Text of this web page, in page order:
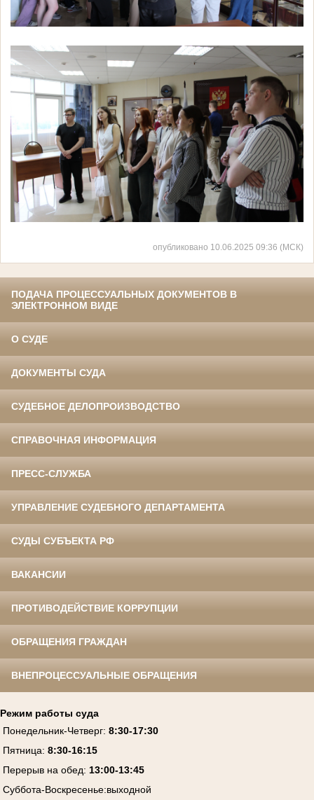
опубликовано 10.06.2025 09:36 (МСК)
ПОДАЧА ПРОЦЕССУАЛЬНЫХ ДОКУМЕНТОВ В
ЭЛЕКТРОННОМ ВИДЕ
О СУДЕ
ДОКУМЕНТЫ СУДА
СУДЕБНОЕ ДЕЛОПРОИЗВОДСТВО
СПРАВОЧНАЯ ИНФОРМАЦИЯ
ПРЕСС-СЛУЖБА
УПРАВЛЕНИЕ СУДЕБНОГО ДЕПАРТАМЕНТА
СУДЫ СУБЪЕКТА РФ
ВАКАНСИИ
ПРОТИВОДЕЙСТВИЕ КОРРУПЦИИ
ОБРАЩЕНИЯ ГРАЖДАН
ВНЕПРОЦЕССУАЛЬНЫЕ ОБРАЩЕНИЯ
Режим работы суда
Понедельник-Четверг: 8:30-17:30
Пятница: 8:30-16:15
Перерыв на обед: 13:00-13:45
Суббота-Воскресенье:выходной